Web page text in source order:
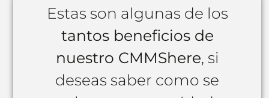
Estas son algunas de los
tantos beneficios de
nuestro CMMShere, si
deseas saber como se